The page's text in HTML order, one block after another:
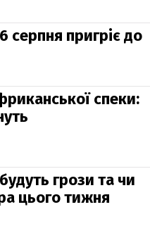
серпня пригріє до
спеки:
грози та чи
цього тижня